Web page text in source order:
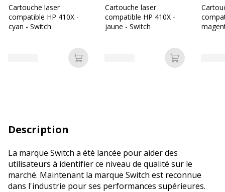
Cartouche laser
compatible HP 410X -
cyan - Switch
Ajouter au panier
Cartouche laser
compatible HP 410X -
jaune - Switch
Ajouter au
Description
La marque Switch a été lancée pour aider des
utilisateurs à identifier ce niveau de qualité sur le
marché. Maintenant la marque Switch est reconnue
dans l'industrie pour ses performances supérieures.